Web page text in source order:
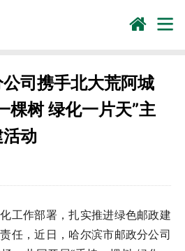
司携手北大荒阿城
棵树 绿化一片天”主
动
作部署，扎实推进绿色邮政建
任，近日，哈尔滨市邮政分公司